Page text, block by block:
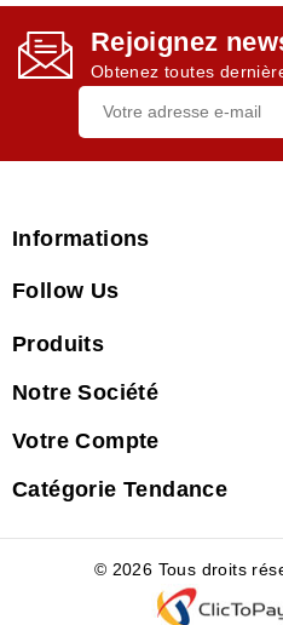
Rejoignez
Obtenez toutes
Informations
Follow Us
Produits
Notre Société
Votre Compte
Catégorie Tendance
© 2026 Tous droits